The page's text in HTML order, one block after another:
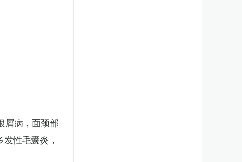
屑病，面颈部
性毛囊炎，